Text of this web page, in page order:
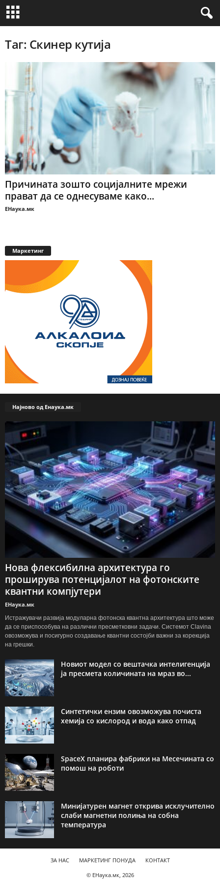
Таг: Скинер кутија
Причината зошто социјалните мрежи
прават да се однесуваме како...
ЕНаука.мк
Маркетинг
Најново од Енаука.мк
Нова флексибилна архитектура го
проширува потенцијалот на фотонските
квантни компјутери
ЕНаука.мк
Истражувачи развија модуларна фотонска квантна архитектура што може
да се приспособува на различни пресметковни задачи. Системот Clavina
овозможува и посигурно создавање квантни состојби важни за корекција
на грешки.
Новиот модел со вештачка интелигенција
ја пресмета количината на мраз во...
Синтетички ензим овозможува почиста
хемија со кислород и вода како отпад
SpaceX планира фабрики на Месечината со
помош на роботи
Минијатурен магнет открива исклучително
слаби магнетни полиња на собна
температура
ЗА НАС МАРКЕТИНГ ПОНУДА
КОНТАКТ
© ЕНаука.мк, 2026